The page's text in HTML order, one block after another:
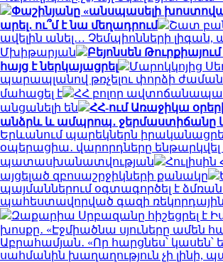
Փաշինյանը «անսպասելի
արել․ ու՞մ է նա մեղադրում
Շատ
ավելին անել… Չեմպիոնների լիգան,
Մխիթարյան
Բեյոնսեն
հայց է ներկայացրել
Մարոկկոյից
պարապլանով թռչելու փորձի
մահացել է
ՀՀ բոլոր
անցանելի են
ՀՀ-ում Առաջիկա
անձրև և ամպրոպ․ ջերմաստիճանը
Երևանում պարեկներն
օպերացիա․ վարորդները
պատասխանատվության
այցելած զբոսաշրջիկների քանակը
պայմաններում օգտագործել է
պահեստավորված գազի ռեկորդային
Զաքարիա Սրբազանը հիշեցրել է
խոսքը․ «Էջմիածնա սյուները ամեն
Աբրահամյան․ «Որ հարցնես՝ կասեն՝
սահմանին խաղաղություն չի լինի,